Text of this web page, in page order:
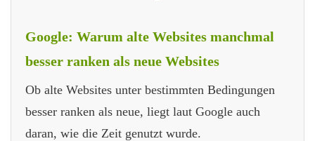
Google: Warum alte Websites manchmal
besser ranken als neue Websites
Ob alte Websites unter bestimmten Bedingungen
besser ranken als neue, liegt laut Google auch
daran, wie die Zeit genutzt wurde.